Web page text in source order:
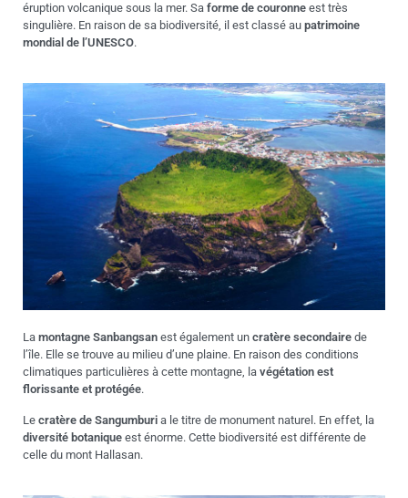
éruption volcanique sous la mer. Sa forme de couronne est très
singulière. En raison de sa biodiversité, il est classé au patrimoine
mondial de l’UNESCO.
La montagne Sanbangsan est également un cratère secondaire de
l’île. Elle se trouve au milieu d’une plaine. En raison des conditions
climatiques particulières à cette montagne, la végétation est
florissante et protégée.
Le cratère de Sangumburi a le titre de monument naturel. En effet, la
diversité botanique est énorme. Cette biodiversité est différente de
celle du mont Hallasan.